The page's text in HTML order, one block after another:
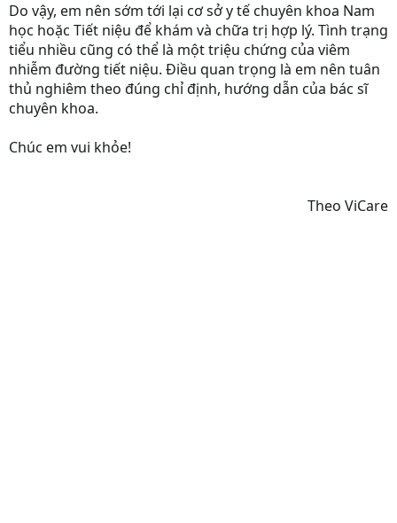
Do vậy, em nên sớm tới lại cơ sở y tế chuyên khoa Nam
học hoặc Tiết niệu để khám và chữa trị hợp lý. Tình trạng
tiểu nhiều cũng có thể là một triệu chứng của viêm
nhiễm đường tiết niệu. Điều quan trọng là em nên tuân
thủ nghiêm theo đúng chỉ định, hướng dẫn của bác sĩ
chuyên khoa.
Chúc em vui khỏe!
Theo ViCare​